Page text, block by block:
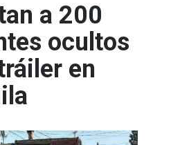
a 200
ocultos
en